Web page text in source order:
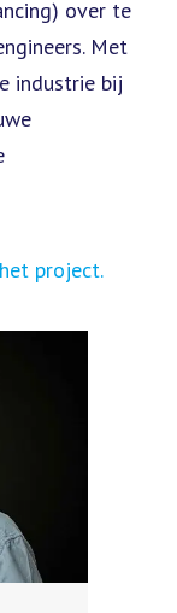
over te
Met
industrie bij
project.